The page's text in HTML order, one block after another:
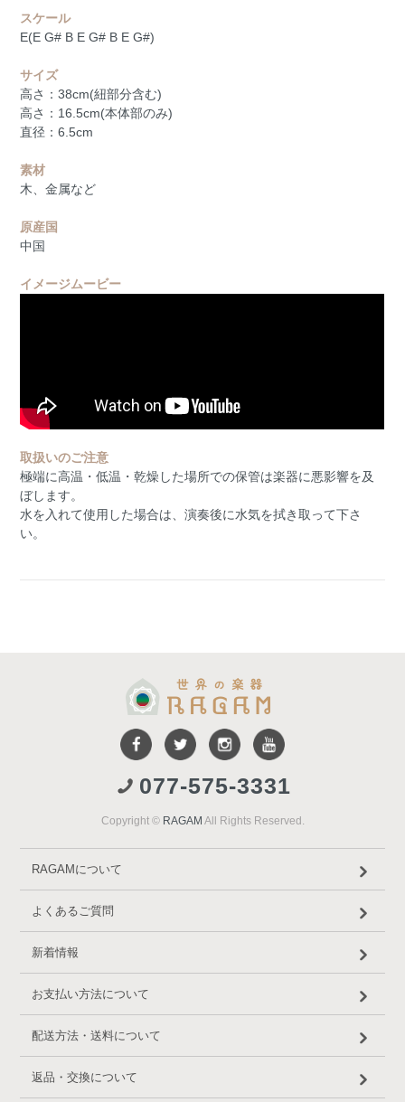
スケール
E(E G# B E G# B E G#)
サイズ
高さ：38cm(紐部分含む)
高さ：16.5cm(本体部のみ)
直径：6.5cm
素材
木、金属など
原産国
中国
イメージムービー
取扱いのご注意
極端に高温・低温・乾燥した場所での保管は楽器に悪影響を及
ぼします。
水を入れて使用した場合は、演奏後に水気を拭き取って下さ
い。
077-575-3331
Copyright © RAGAM All Rights Reserved.
RAGAMについて
よくあるご質問
新着情報
お支払い方法について
配送方法・送料について
返品・交換について